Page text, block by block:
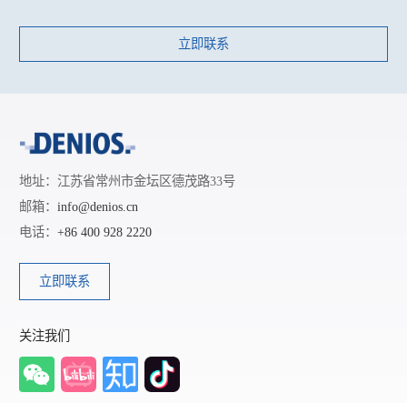
立即联系
地址：江苏省常州市金坛区德茂路33号
邮箱： info@denios.cn
电话： +86 400 928 2220
立即联系
关注我们